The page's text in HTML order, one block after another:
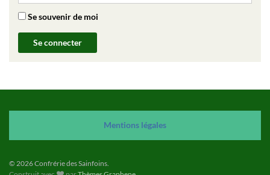
Se souvenir de moi
Mentions légales
© 2026 Confrérie des Sainfoins.